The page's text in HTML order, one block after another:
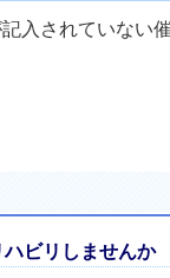
記入されていない
ビリしませんか